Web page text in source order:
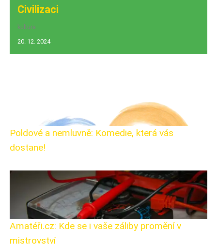
Civilizaci
kultura
20. 12. 2024
Poldové a nemluvně: Komedie, která vás
dostane!
Amatéři.cz: Kde se i vaše záliby promění v
mistrovství